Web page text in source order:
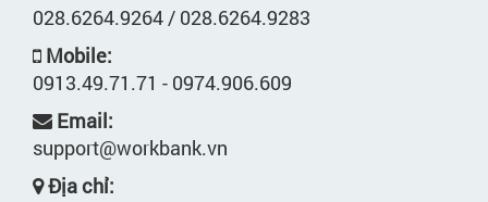
028.6264.9264 / 028.6264.9283
Mobile:
0913.49.71.71 - 0974.906.609
Email:
support@workbank.vn
Địa chỉ: